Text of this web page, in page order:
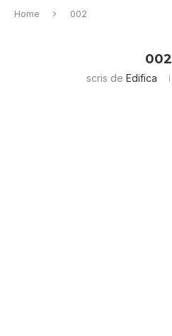
Home 002
002
scris de Edifica